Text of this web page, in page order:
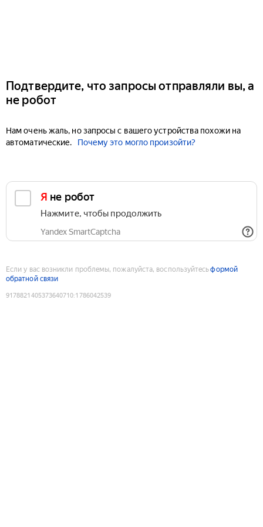
Подтвердите, что запросы отправляли вы, а
не робот
Нам очень жаль, но запросы с вашего устройства похожи на
автоматические.
Почему это могло произойти?
Я не робот
Нажмите, чтобы продолжить
Yandex SmartCaptcha
Если у вас возникли проблемы, пожалуйста, воспользуйтесьформой
обратной связи
9178821405373640710:1786042539